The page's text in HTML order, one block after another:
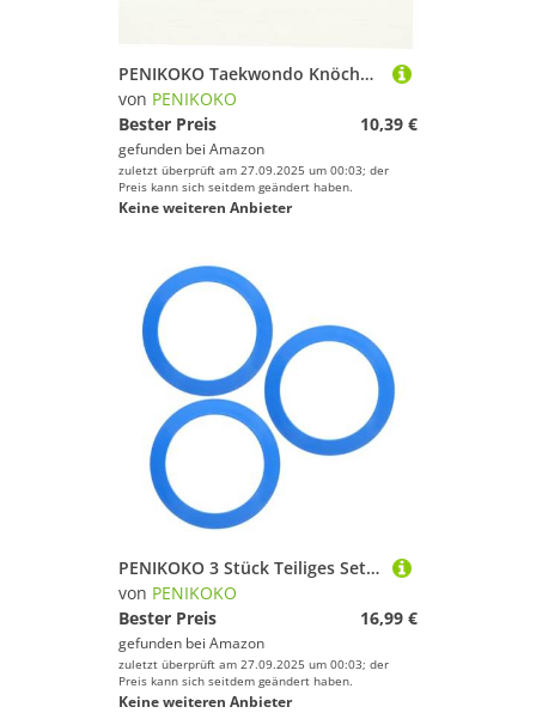
PENIKOKO Taekwondo Knöchelband Trainingsband mit D Ring Verstellbares Pulling Rope für Fitness Muskelstraffung Vielseitig für Gym Büro Urlaub Geeignet für Widerstands Funktionstraining
von PENIKOKO
Bester Preis
10,39 €
gefunden bei Amazon
zuletzt überprüft am 27.09.2025 um 00:03; der
Preis kann sich seitdem geändert haben.
Keine weiteren Anbieter
PENIKOKO 3 Stück Teiliges Set Wetterfester Jonglier-Ringe Leichtgewichtig Ergonomisch für Outdoor-Spiele Koordination Training
von PENIKOKO
Bester Preis
16,99 €
gefunden bei Amazon
zuletzt überprüft am 27.09.2025 um 00:03; der
Preis kann sich seitdem geändert haben.
Keine weiteren Anbieter